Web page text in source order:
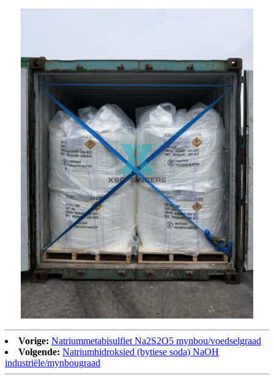
Vorige: Natriummetabisulfiet Na2S2O5 mynbou/voedselgraad
Volgende: Natriumhidroksied (bytiese soda) NaOH
industriële/mynbougraad